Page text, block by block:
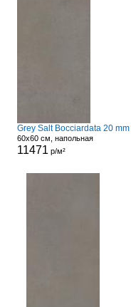
Grey Salt Bocciardata 20 mm
60x60 см, напольная
11471 р/м²